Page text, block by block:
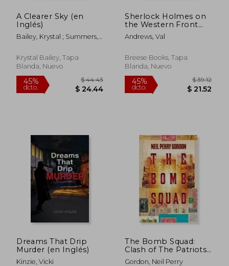
A Clearer Sky (en
Inglés)
Bailey, Krystal ; Summers,
Krystal Bailey, Tapa
Blanda, Nuevo
Sherlock Holmes on
the Western Front
(en Inglés)
Andrews, Val
Breese Books, Tapa
Blanda, Nuevo
Dreams That Drip
Murder (en Inglés)
Kinzie, Vicki
The Bomb Squad:
Clash of The Patriots
(en Inglés)
Gordon, Neil Perry